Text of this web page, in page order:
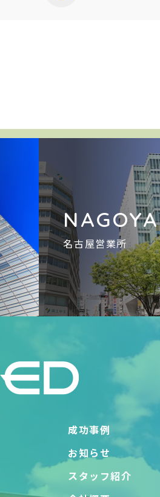
NAGOYA
名古屋営業所
成功事例
お知らせ
スタッフ紹介